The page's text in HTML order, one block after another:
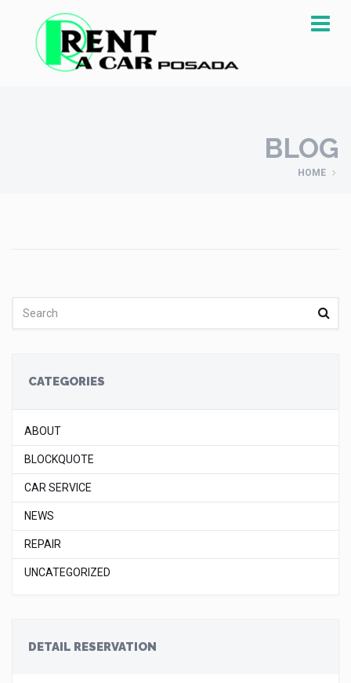
BLOG
HOME
CATEGORIES
ABOUT
BLOCKQUOTE
CAR SERVICE
NEWS
REPAIR
UNCATEGORIZED
DETAIL RESERVATION